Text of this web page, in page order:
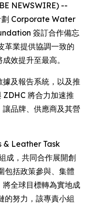
NEWSWIRE) --
Corporate Water
簽訂合作備忘
革業提供協調一致的
效提升至最高。
及報告系統，以及推
ZDHC 將合力加速推
品牌、供應商及其營
& Leather Task
成，共同合作展開創
包括政策參與、集體
全球目標轉為實地成
的努力，該專責小組